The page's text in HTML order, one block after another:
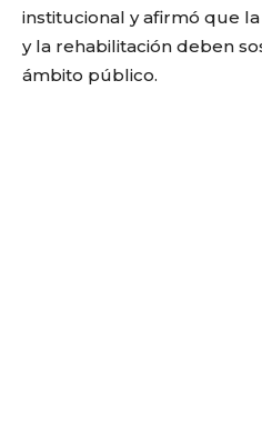
institucional y afirmó que
y la rehabilitación deben
ámbito público.